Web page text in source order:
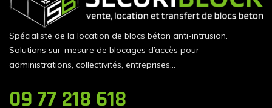
Spécialiste de la location de blocs béton anti-intrusion.
Solutions sur-mesure de blocages d’accès pour
administrations, collectivités, entreprises…
09 77 218 618